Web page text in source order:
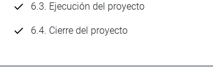
6.3. Ejecución del proyecto
6.4. Cierre del proyecto